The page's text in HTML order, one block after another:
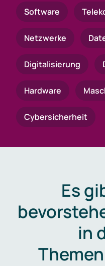
Software
Netzwerke
Digitalisierung
Hardware
Cybersicherheit
Es
in